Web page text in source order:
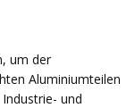
um der
Aluminiumteilen
und